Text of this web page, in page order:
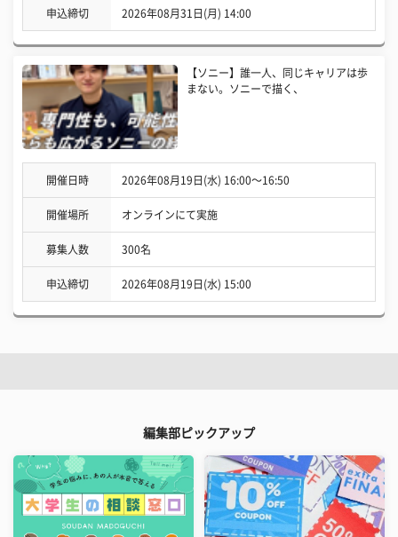
申込締切 2026年08月31日(月) 14:00
【ソニー】誰一人、同じキャリアは歩
まない。ソニーで描く、
開催日時 2026年08月19日(水) 16:00〜16:50
開催場所 オンラインにて実施
募集人数 300名
申込締切 2026年08月19日(水) 15:00
編集部ピックアップ